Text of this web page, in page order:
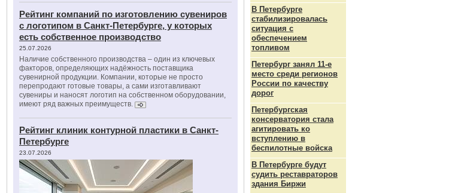
Рейтинг компаний по изготовлению сувениров
с логотипом в Санкт-Петербурге, у которых
есть собственное производство
25.07.2026
Наличие собственного производства – один из ключевых
факторов, определяющих надёжность поставщика
сувенирной продукции. Компании, которые не просто
перепродают готовые товары, а сами изготавливают
сувениры и наносят логотип на собственном оборудовании,
имеют ряд важных преимуществ.
Рейтинг клиник контурной пластики в Санкт-
Петербурге
23.07.2026
В Петербурге
стабилизировалась
ситуация с
обеспечением
топливом
Петербург занял 11-е
место среди регионов
России по качеству
дорог
Петербургская
консерватория стала
агитировать ко
вступлению в
беспилотные войска
В Петербурге будут
судить реставраторов
здания Биржи